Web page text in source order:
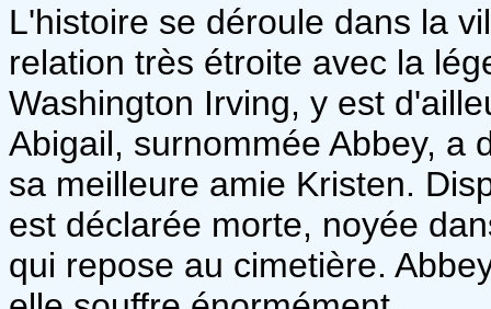
L'histoire se déroule dans la
relation très étroite avec la
Washington Irving, y est
Abigail, surnommée Abbey, a
sa meilleure amie Kristen.
est déclarée morte, noyée
qui repose au cimetière.